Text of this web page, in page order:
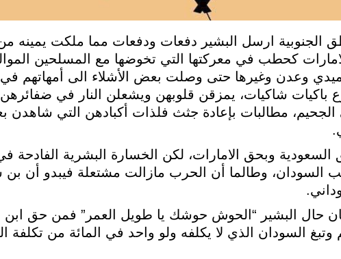
الجنوبية ارسل البشير دفعات ودفعات مما ملكت يمينه من
كحطب في معركتها التي تخوضها مع المسلحين
وعدن وغيرها حتى وصلت بعض الأشلاء الى أمهاتهم في
باكيات شاكيات، يمزقن قلوبهن ويشعلن النار في
الجحيم، مطالبات بإعادة جثث فلذات أكبادهن التي
وبحق الامارات، لكن الخسارة البشرية الفادحة
السودان، وطالما أن الحرب مازالت مشتعلة فيبدو أن
حال البشير “الحوش حوشك يا طويل العمر” فمن حق ابن
السودان الذي لا يكلفه ولو واحد في المائة من تكلفة